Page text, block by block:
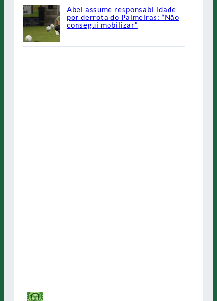
Abel assume responsabilidade
por derrota do Palmeiras: “Não
consegui mobilizar”